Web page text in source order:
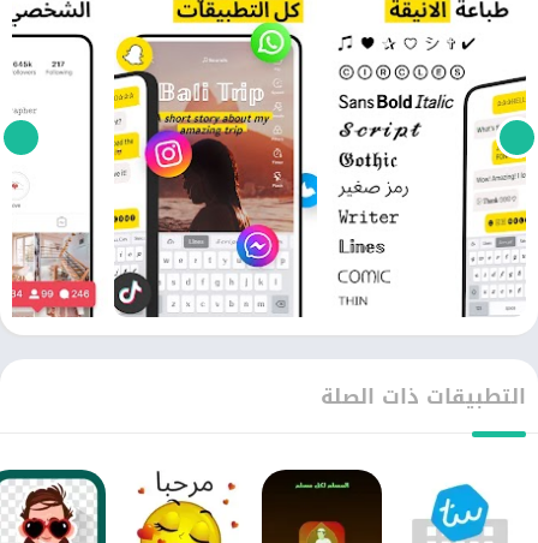
التطبيقات ذات الصلة